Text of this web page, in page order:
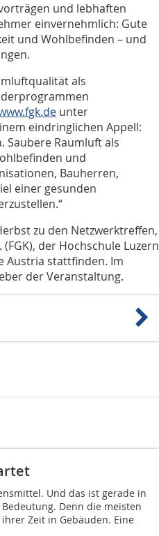
und lebhaften
einvernehmlich: Gute
und Wohlbefinden – und
als
unter
eindringlichen Appell:
Saubere Raumluft als
und
Bauherren,
einer gesunden
zu den Netzwerktreffen,
der Hochschule Luzern
Austria stattfinden. Im
der Veranstaltung.
Und das ist gerade in
Denn die meisten
Zeit in Gebäuden. Eine